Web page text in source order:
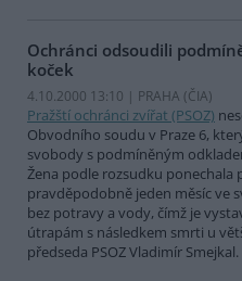
Ochránci odsoudili
koček
4.10.2000 13:10 | PRAHA (ČIA)
Pražští ochránci zvířat (PSOZ)
Obvodního soudu v Praze 6,
svobody s podmíněným
Žena podle rozsudku ponechala
pravděpodobně jeden měsíc ve
bez potravy a vody, čímž je
útrapám s následkem smrti u
předseda PSOZ Vladimír Smejkal.